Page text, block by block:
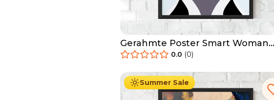
Gerahmte Poster Smart Woman
Portrait
0.0 (0)
Summer Sale
Ab 49.90 € 29.90